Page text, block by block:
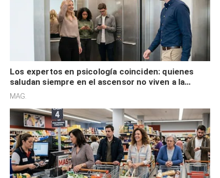
Los expertos en psicología coinciden: quienes
saludan siempre en el ascensor no viven a la
defensiva y tienen apertura social
MAG.